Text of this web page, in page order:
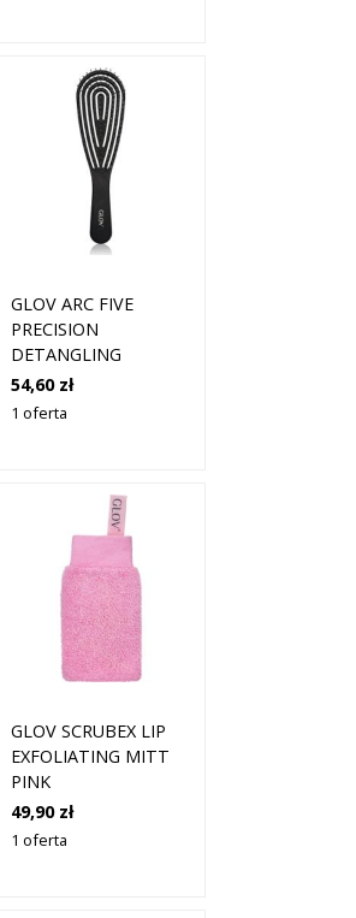
GLOV ARC FIVE
PRECISION
DETANGLING
EFFORTLESS
CONTROL SZCZOTKA
54,60 zł
1 oferta
GLOV SCRUBEX LIP
EXFOLIATING MITT
PINK
49,90 zł
1 oferta